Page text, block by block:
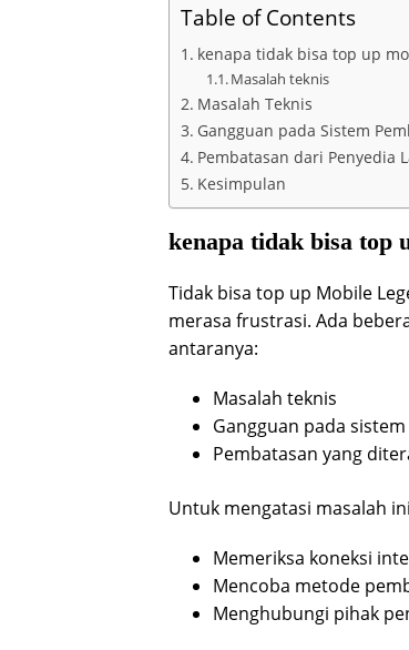
Table of Contents
kenapa tidak bisa top up
Masalah teknis
Masalah Teknis
Gangguan pada Sistem
Pembatasan dari Penyedia
Kesimpulan
kenapa tidak bisa top
Tidak bisa top up Mobile
merasa frustrasi. Ada
antaranya:
Masalah teknis
Gangguan pada
Pembatasan yang
Untuk mengatasi masalah
Memeriksa koneksi
Mencoba metode
Menghubungi pihak